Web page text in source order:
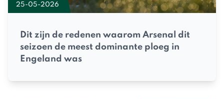
25-05-2026
Dit zijn de redenen waarom Arsenal dit
seizoen de meest dominante ploeg in
Engeland was